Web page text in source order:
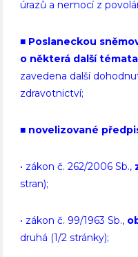
úrazů a nemocí z
■ Poslaneckou
o některá další témata
zavedena další
zdravotnictví;
■ novelizované
• zákon č. 262/2006 Sb.,
stran);
• zákon č. 99/1963 Sb.,
druhá (1/2 stránky);